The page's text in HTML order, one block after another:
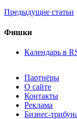
Предыдущие статьи
Фишки
Календарь в
Партнёры
О сайте
Контакты
Реклама
Бизнес-